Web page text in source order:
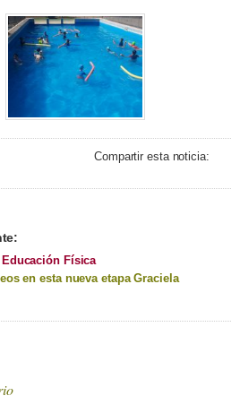
Compartir esta noticia:
Educación Física
en esta nueva etapa Graciela